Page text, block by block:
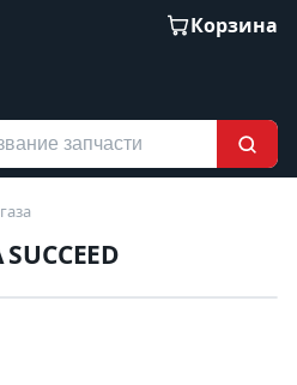
Корзина
Наведите для увеличения